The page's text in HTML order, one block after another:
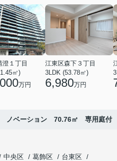
澄１丁目
㎡)
万円
江東区森下３丁目
3LDK (53.78㎡)
6,980万円
ノベーション 70.76㎡ 専用庭付
中央区 葛飾区
台東区